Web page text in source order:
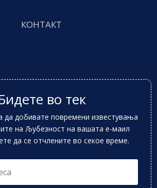
КОНТАКТ
во тек
да добивате повремени известувања
на Љубезност на вашата е-маил
да се отчлените во секое време.